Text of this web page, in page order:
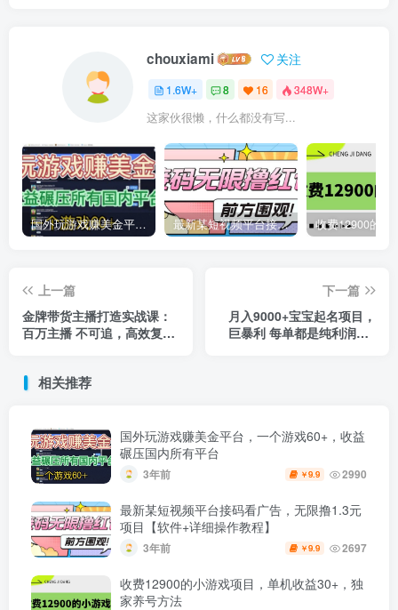
chouxiami 关注
1.6W+ 8 16 348W+
这家伙很懒，什么都没有写...
国外玩游戏赚美金平台，一个游戏60+，收益碾压国内所有平台 最新某短视频平台接码看广告，无限撸1.3元项目【软件+详细操作教程】
上一篇
金牌带货主播打造实战课：
百万主播 不可追，高效复制
下一篇
月入9000+宝宝起名项目，
巨暴利 每单都是纯利润，0
相关推荐
国外玩游戏赚美金平台，一个游戏60+，收益
碾压国内所有平台
3年前 ￥9.9 2990
最新某短视频平台接码看广告，无限撸1.3元
项目【软件+详细操作教程】
3年前 ￥9.9 2697
收费12900的小游戏项目，单机收益30+，独
家养号方法